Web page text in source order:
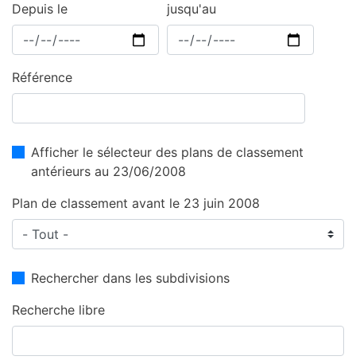
Depuis le jusqu'au
Référence
Afficher le sélecteur des plans de classement
antérieurs au 23/06/2008
Plan de classement avant le 23 juin 2008
Rechercher dans les subdivisions
Recherche libre